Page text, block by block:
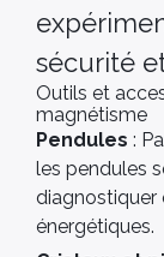
sécurité
Outils et
magnétisme
Pendules :
les pendules
diagnostiquer
énergétiques.